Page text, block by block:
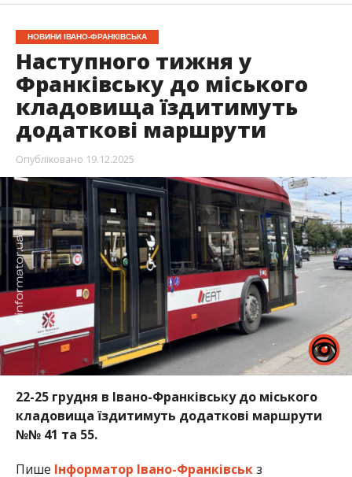
НОВИНИ ІВАНО-ФРАНКІВСЬКА
Наступного тижня у
Франківську до міського
кладовища їздитимуть
додаткові маршрути
Опубліковано 19.12.2025
22-25 грудня в Івано-Франківську до міського
кладовища їздитимуть додаткові маршрути
№№ 41 та 55.
Пише Інформатор Івано-Франківськз